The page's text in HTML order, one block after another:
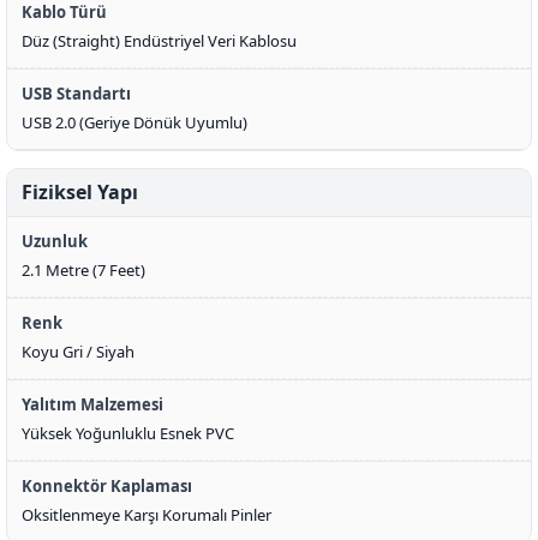
Kablo Türü
Düz (Straight) Endüstriyel Veri Kablosu
USB Standartı
USB 2.0 (Geriye Dönük Uyumlu)
Fiziksel Yapı
Uzunluk
2.1 Metre (7 Feet)
Renk
Koyu Gri / Siyah
Yalıtım Malzemesi
Yüksek Yoğunluklu Esnek PVC
Konnektör Kaplaması
Oksitlenmeye Karşı Korumalı Pinler